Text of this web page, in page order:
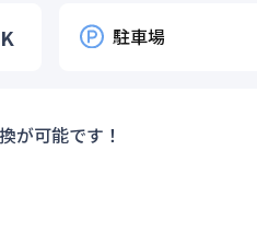
駐車場
が可能です！